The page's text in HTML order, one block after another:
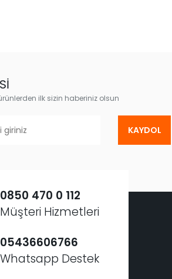
ilk sizin haberiniz olsun
KAYDOL
0850 470 0 112
Müşteri Hizmetleri
05436606766
Whatsapp Destek